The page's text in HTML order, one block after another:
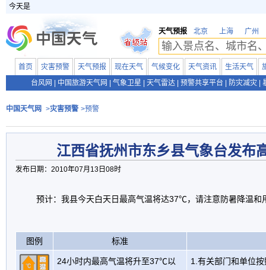
今天是
天气预报 北京 上海 广州
首页 灾害预警 天气预报 现在天气 气候变化 天气资讯 生活天气
台风网
中国旅游天气网 气象卫星 天气雷达 预警共享平台 防灾减灾
中国天气网 >灾害预警 >预警
江西省抚州市东乡县气象台发布
发布日期：2010年07月13日08时
预计：我县今天白天日最高气温将达37℃，请注意防暑降温和
图例 标准
24小时内最高气温将升至37℃以
1.有关部门和单位